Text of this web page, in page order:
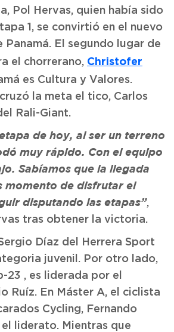
Pol Hervas, quien había sido
1, se convirtió en el nuevo
Panamá. El segundo lugar de
el chorrerano, Christofer
es Cultura y Valores.
la meta el tico, Carlos
Rali-Giant.
de hoy, al ser un terreno
muy rápido. Con el equipo
Sabíamos que la llegada
momento de disfrutar el
disputando las etapas”,
tras obtener la victoria.
Díaz del Herrera Sport
juvenil. Por otro lado,
23 , es liderada por el
Ruíz. En Máster A, el ciclista
Cycling, Fernando
el liderato. Mientras que